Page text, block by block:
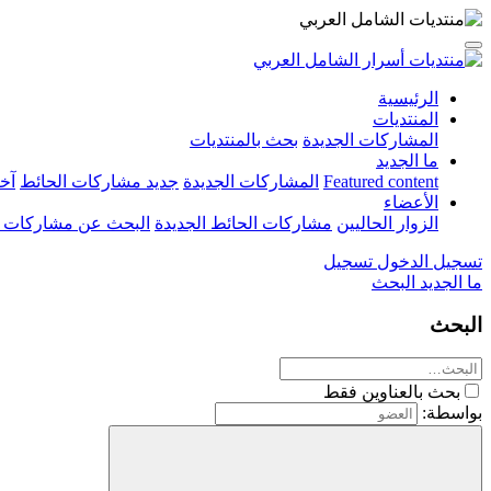
الرئيسية
المنتديات
المشاركات الجديدة بحث بالمنتديات
ما الجديد
Featured content المشاركات الجديدة جديد مشاركات الحائط
الأعضاء
الزوار الحاليين مشاركات الحائط الجديدة البحث عن
تسجيل الدخول تسجيل
ما الجديد البحث
البحث
بحث بالعناوين فقط
بواسطة: